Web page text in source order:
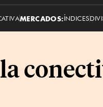
MERCADOS:ÍNDICES